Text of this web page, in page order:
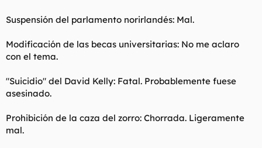
Suspensión del parlamento norirlandés: Mal.
Modificación de las becas universitarias: No me aclaro
con el tema.
"Suicidio" del David Kelly: Fatal. Probablemente fuese
asesinado.
Prohibición de la caza del zorro: Chorrada. Ligeramente
mal.